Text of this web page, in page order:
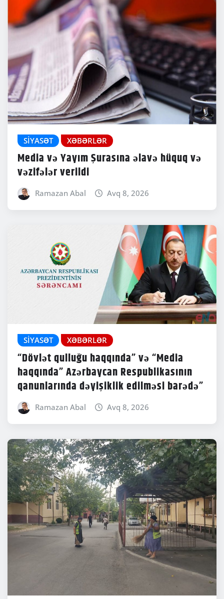
SIYASƏT XƏBƏRLƏR
Media və Yayım Şurasına əlavə hüquq və
vəzifələr verildi
Ramazan Abal Avq 8, 2026
SIYASƏT XƏBƏRLƏR
“Dövlət qulluğu haqqında” və “Media
haqqında” Azərbaycan Respublikasının
qanunlarında dəyişiklik edilməsi barədə”
Ramazan Abal Avq 8, 2026